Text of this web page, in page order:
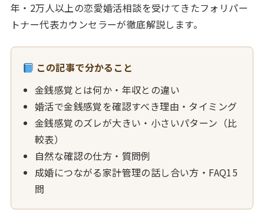
年・2万人以上の恋愛婚活相談を受けてきたフォリパー
トナー代表カウンセラーが徹底解説します。
この記事で分かること
金銭感覚とは何か・年収との違い
婚活で金銭感覚を確認すべき理由・タイミング
金銭感覚のズレが大きい・小さいパターン（比
較表）
自然な確認の仕方・質問例
成婚につながる家計管理の話し合い方・FAQ15
問